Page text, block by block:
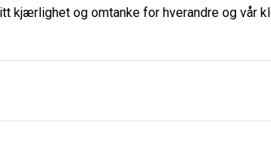
kjærlighet og omtanke for hverandre og vår